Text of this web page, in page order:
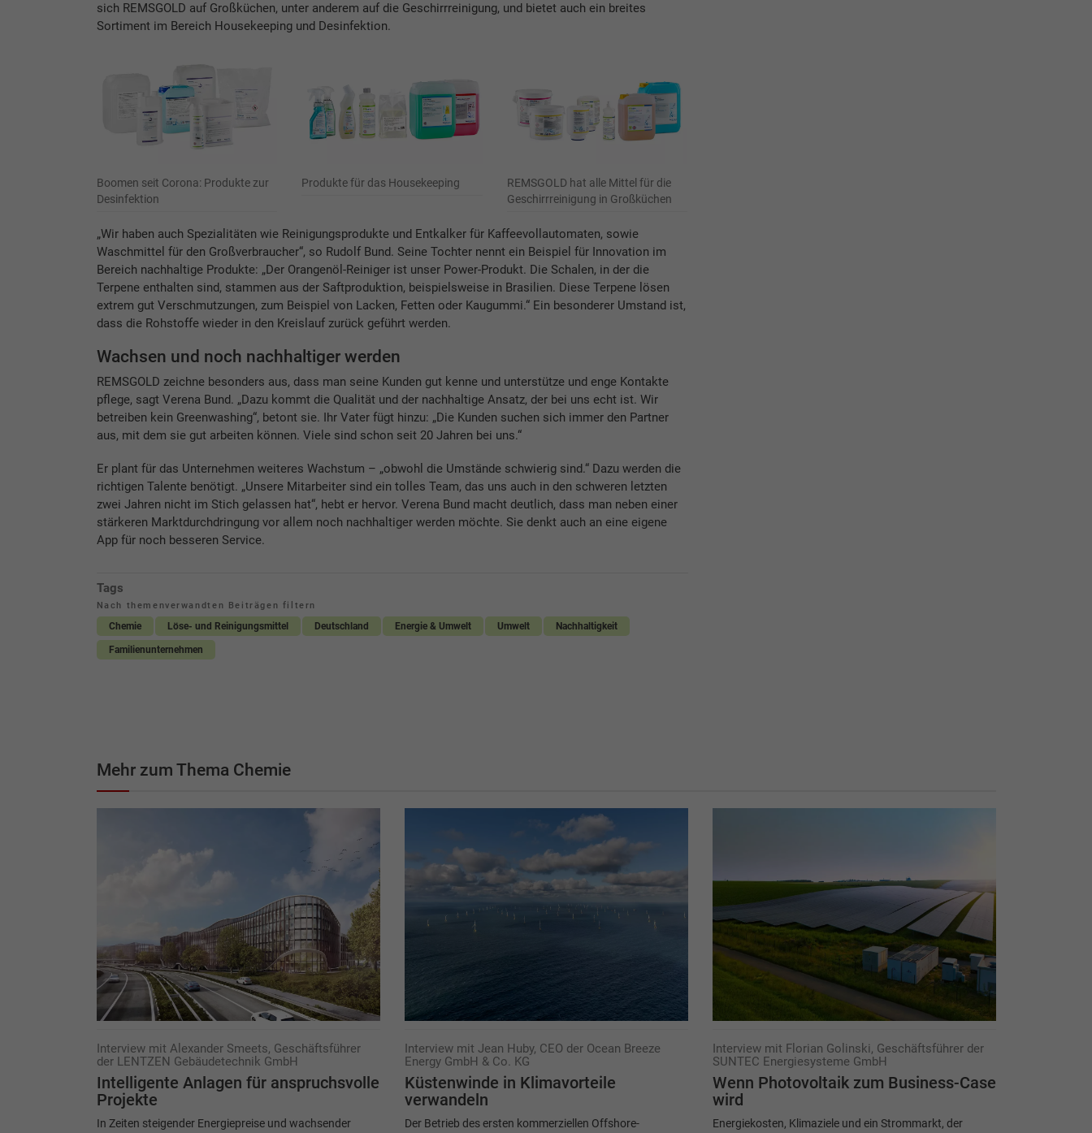
sich REMSGOLD auf Großküchen, unter anderem auf die Geschirrreinigung, und bietet auch ein breites
Sortiment im Bereich Housekeeping und Desinfektion.
Boomen seit Corona: Produkte zur
Desinfektion
Produkte für das Housekeeping
REMSGOLD hat alle Mittel für die
Geschirrreinigung in Großküchen
„Wir haben auch Spezialitäten wie Reinigungsprodukte und Entkalker für Kaffeevollautomaten, sowie
Waschmittel für den Großverbraucher“, so Rudolf Bund. Seine Tochter nennt ein Beispiel für Innovation im
Bereich nachhaltige Produkte: „Der Orangenöl-Reiniger ist unser Power-Produkt. Die Schalen, in der die
Terpene enthalten sind, stammen aus der Saftproduktion, beispielsweise in Brasilien. Diese Terpene lösen
extrem gut Verschmutzungen, zum Beispiel von Lacken, Fetten oder Kaugummi.“ Ein besonderer Umstand ist,
dass die Rohstoffe wieder in den Kreislauf zurück geführt werden.
Wachsen und noch nachhaltiger werden
REMSGOLD zeichne besonders aus, dass man seine Kunden gut kenne und unterstütze und enge Kontakte
pflege, sagt Verena Bund. „Dazu kommt die Qualität und der nachhaltige Ansatz, der bei uns echt ist. Wir
betreiben kein Greenwashing“, betont sie. Ihr Vater fügt hinzu: „Die Kunden suchen sich immer den Partner
aus, mit dem sie gut arbeiten können. Viele sind schon seit 20 Jahren bei uns.“
Er plant für das Unternehmen weiteres Wachstum – „obwohl die Umstände schwierig sind.“ Dazu werden die
richtigen Talente benötigt. „Unsere Mitarbeiter sind ein tolles Team, das uns auch in den schweren letzten
zwei Jahren nicht im Stich gelassen hat“, hebt er hervor. Verena Bund macht deutlich, dass man neben einer
stärkeren Marktdurchdringung vor allem noch nachhaltiger werden möchte. Sie denkt auch an eine eigene
App für noch besseren Service.
Tags
Nach themenverwandten Beiträgen filtern
Chemie Löse- und Reinigungsmittel Deutschland Energie & Umwelt Umwelt Nachhaltigkeit
Familienunternehmen
Mehr zum Thema Chemie
Interview mit Alexander Smeets, Geschäftsführer
der LENTZEN Gebäudetechnik GmbH
Intelligente Anlagen für anspruchsvolle
Projekte
In Zeiten steigender Energiepreise und wachsender
Interview mit Jean Huby, CEO der Ocean Breeze
Energy GmbH & Co. KG
Küstenwinde in Klimavorteile
verwandeln
Der Betrieb des ersten kommerziellen Offshore-
Interview mit Florian Golinski, Geschäftsführer der
SUNTEC Energiesysteme GmbH
Wenn Photovoltaik zum Business-Case
wird
Energiekosten, Klimaziele und ein Strommarkt, der